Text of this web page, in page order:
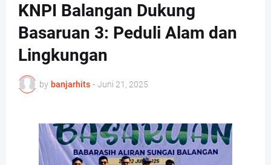
KNPI Balangan Dukung
Basaruan 3: Peduli Alam dan
Lingkungan
by banjarhits - Juni 21, 2025